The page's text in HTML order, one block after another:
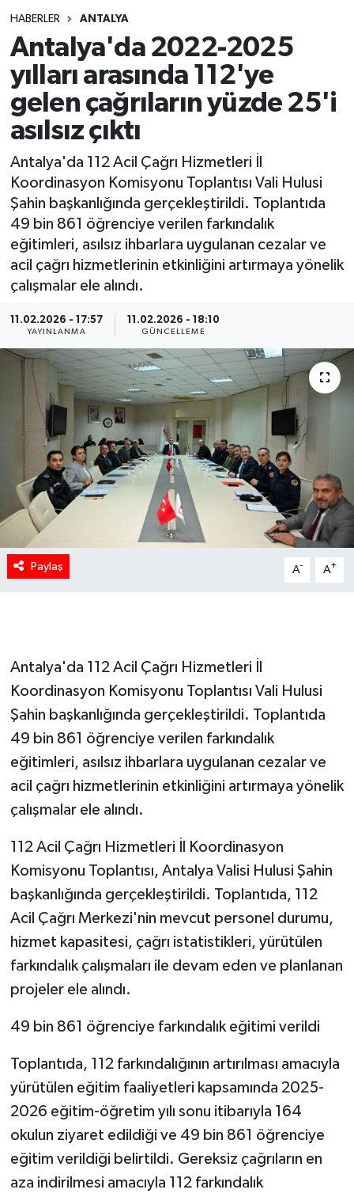
HABERLER ANTALYA
Antalya'da 2022-2025
yılları arasında 112'ye
gelen çağrıların yüzde 25'i
asılsız çıktı
Antalya'da 112 Acil Çağrı Hizmetleri İl
Koordinasyon Komisyonu Toplantısı Vali Hulusi
Şahin başkanlığında gerçekleştirildi. Toplantıda
49 bin 861 öğrenciye verilen farkındalık
eğitimleri, asılsız ihbarlara uygulanan cezalar ve
acil çağrı hizmetlerinin etkinliğini artırmaya yönelik
çalışmalar ele alındı.
11.02.2026 - 17:57
YAYINLANMA
11.02.2026 - 18:10
GÜNCELLEME
Paylaş A- A+
Antalya'da 112 Acil Çağrı Hizmetleri İl
Koordinasyon Komisyonu Toplantısı Vali Hulusi
Şahin başkanlığında gerçekleştirildi. Toplantıda
49 bin 861 öğrenciye verilen farkındalık
eğitimleri, asılsız ihbarlara uygulanan cezalar ve
acil çağrı hizmetlerinin etkinliğini artırmaya yönelik
çalışmalar ele alındı.
112 Acil Çağrı Hizmetleri İl Koordinasyon
Komisyonu Toplantısı, Antalya Valisi Hulusi Şahin
başkanlığında gerçekleştirildi. Toplantıda, 112
Acil Çağrı Merkezi'nin mevcut personel durumu,
hizmet kapasitesi, çağrı istatistikleri, yürütülen
farkındalık çalışmaları ile devam eden ve planlanan
projeler ele alındı.
49 bin 861 öğrenciye farkındalık eğitimi verildi
Toplantıda, 112 farkındalığının artırılması amacıyla
yürütülen eğitim faaliyetleri kapsamında 2025-
2026 eğitim-öğretim yılı sonu itibarıyla 164
okulun ziyaret edildiği ve 49 bin 861 öğrenciye
eğitim verildiği belirtildi. Gereksiz çağrıların en
aza indirilmesi amacıyla 112 farkındalık
Spor
Tebrik